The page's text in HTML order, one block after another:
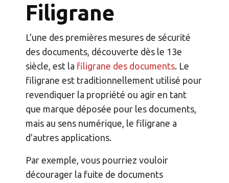
Filigrane
L'une des premières mesures de sécurité
des documents, découverte dès le 13e
siècle, est la filigrane des documents. Le
filigrane est traditionnellement utilisé pour
revendiquer la propriété ou agir en tant
que marque déposée pour les documents,
mais au sens numérique, le filigrane a
d'autres applications.
Par exemple, vous pourriez vouloir
décourager la fuite de documents